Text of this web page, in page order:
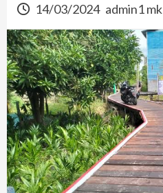
14/03/2024 admin1 mk